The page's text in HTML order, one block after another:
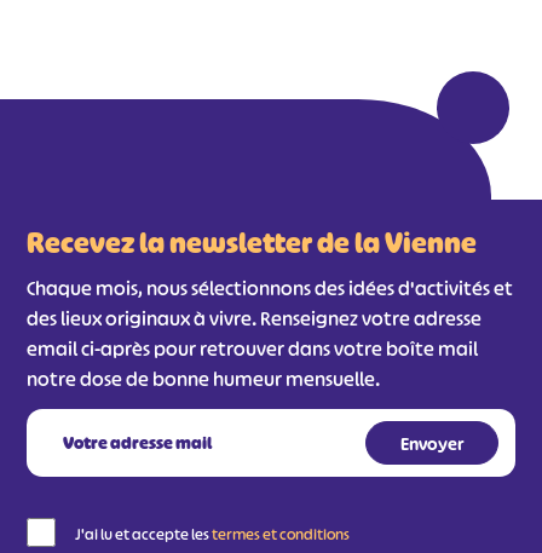
Recevez la newsletter de la Vienne
Chaque mois, nous sélectionnons des idées d'activités et
des lieux originaux à vivre. Renseignez votre adresse
email ci-après pour retrouver dans votre boîte mail
notre dose de bonne humeur mensuelle.
J'ai lu et accepte lestermes et conditions